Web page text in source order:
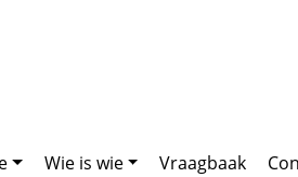
Wie is wie Vraagbaak